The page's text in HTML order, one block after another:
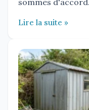
sommes
Lire la suite »